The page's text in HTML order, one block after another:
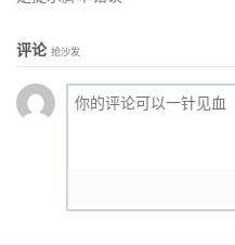
评论 抢沙发